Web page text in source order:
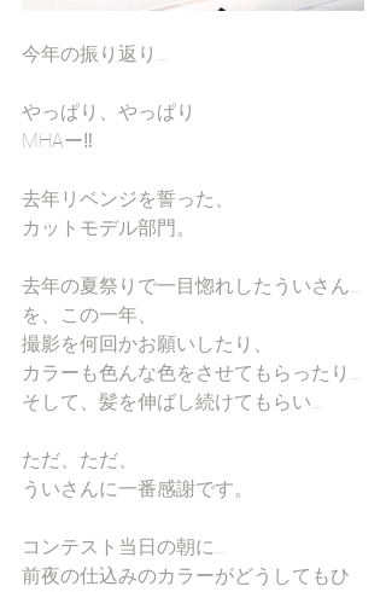
今年の振り返り…
やっぱり、やっぱり
MHAー‼️
去年リベンジを誓った、
カットモデル部門。
去年の夏祭りで一目惚れしたういさん…
を、この一年、
撮影を何回かお願いしたり、
カラーも色んな色をさせてもらったり…
そして、髪を伸ばし続けてもらい…
ただ、ただ、
ういさんに一番感謝です。
コンテスト当日の朝に…
前夜の仕込みのカラーがどうしてもひ